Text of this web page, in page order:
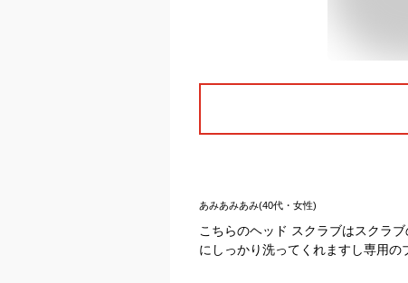
あみあみあみ(40代・女性)
こちらのヘッド スクラブはスクラ
にしっかり洗ってくれますし専用